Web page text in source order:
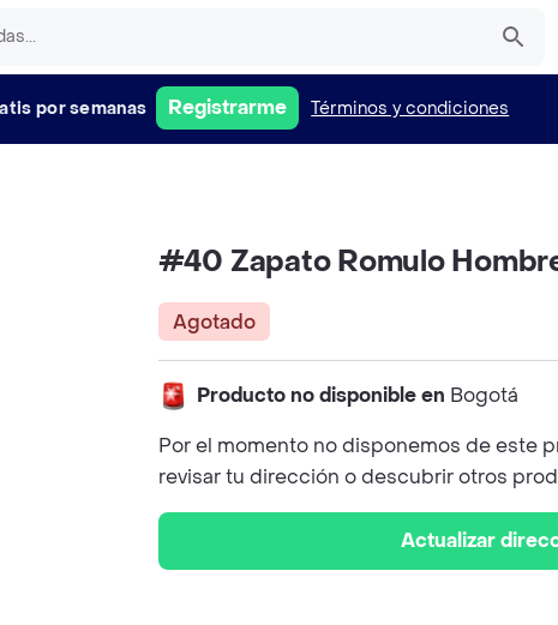
por semanas Registrarme Términos y condiciones
#40 Zapato Romulo
Agotado
Producto no disponible en Bogotá
Por el momento no disponemos de este
revisar tu dirección o descubrir otros
Actualizar